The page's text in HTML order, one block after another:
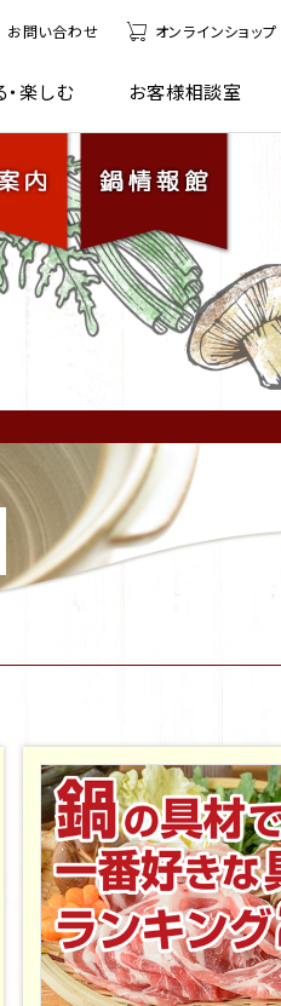
お問い合わせ オンラインショップ
・楽しむ お客様相談室
鍋情報館